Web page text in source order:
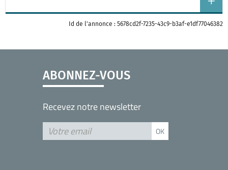
Id de l'annonce : 5678cd2f-7235-43c9-b3af-e1df77046382
ABONNEZ-VOUS
Recevez notre newsletter